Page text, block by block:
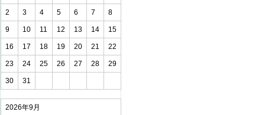
2 3 4 5 6 7 8
9 10 11 12 13 14 15
16 17 18 19 20 21 22
23 24 25 26 27 28 29
30 31
2026年9月